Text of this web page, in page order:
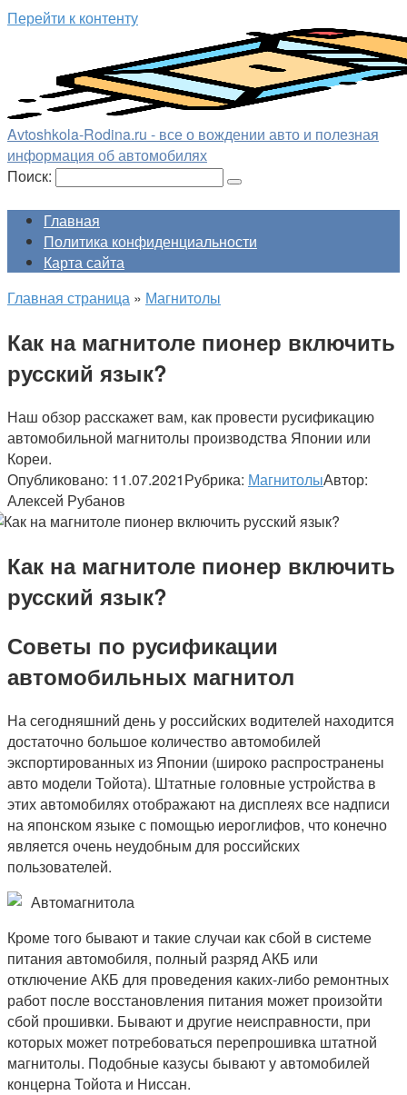
Перейти к контенту
Avtoshkola-Rodina.ru - все о вождении авто и полезная
информация об автомобилях
Поиск:
Главная
Политика конфиденциальности
Карта сайта
Главная страница » Магнитолы
Как на магнитоле пионер включить
русский язык?
Наш обзор расскажет вам, как провести русификацию
автомобильной магнитолы производства Японии или
Кореи.
Опубликовано: 11.07.2021Рубрика: МагнитолыАвтор:
Алексей Рубанов
Как на магнитоле пионер включить
русский язык?
Советы по русификации
автомобильных магнитол
На сегодняшний день у российских водителей находится
достаточно большое количество автомобилей
экспортированных из Японии (широко распространены
авто модели Тойота). Штатные головные устройства в
этих автомобилях отображают на дисплеях все надписи
на японском языке с помощью иероглифов, что конечно
является очень неудобным для российских
пользователей.
Автомагнитола
Кроме того бывают и такие случаи как сбой в системе
питания автомобиля, полный разряд АКБ или
отключение АКБ для проведения каких-либо ремонтных
работ после восстановления питания может произойти
сбой прошивки. Бывают и другие неисправности, при
которых может потребоваться перепрошивка штатной
магнитолы. Подобные казусы бывают у автомобилей
концерна Тойота и Ниссан.